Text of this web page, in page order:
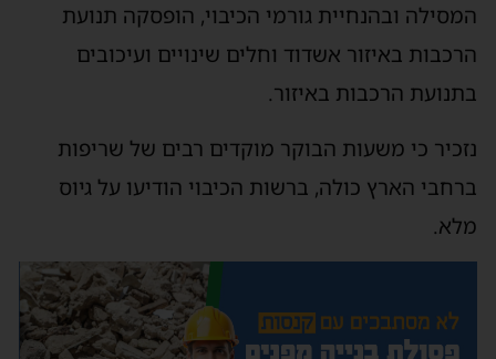
המסילה ובהנחיית גורמי הכיבוי, הופסקה תנועת
הרכבות באיזור אשדוד וחלים שינויים ועיכובים
בתנועת הרכבות באיזור.
נזכיר כי משעות הבוקר מוקדים רבים של שריפות
ברחבי הארץ כולה, ברשות הכיבוי הודיעו על גיוס
מלא.